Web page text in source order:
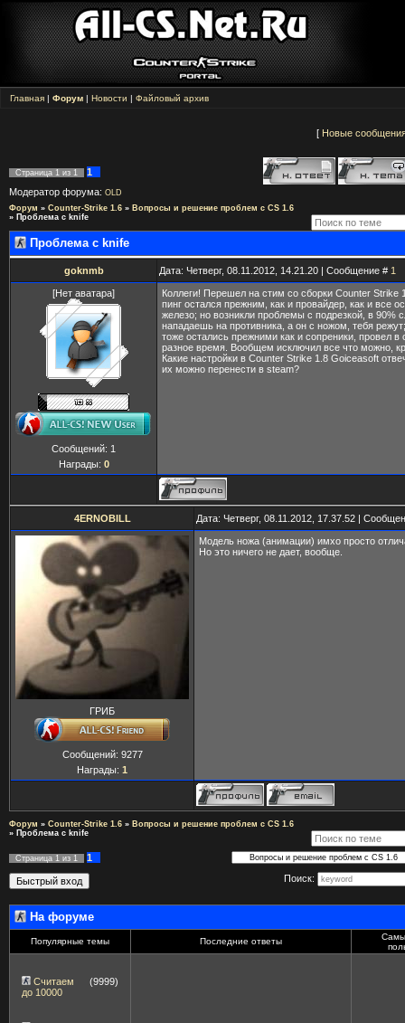
Главная | Форум | Новости | Файловый архив
[ Новые
Страница 1 из 1
1
Модератор форума: OLD
Форум » Counter-Strike 1.6 » Вопросы и решение проблем с CS 1.6
» Проблема с knife
Проблема с knife
goknmb Дата: Четверг, 08.11.2012, 14.21.20 | Сообщение # 1
[Нет аватара]
Сообщений: 1
Награды: 0
Коллеги! Перешел на стим со сборки Counter Strike
пинг остался прежним, как и провайдер, как и все
железо; но возникли проблемы с подрезкой, в 90%
нападаешь на противника, а он с ножом, тебя
тоже остались прежними как и сопреники, провел в
разное время. Вообщем исключил все что можно,
Какие настройки в Counter Strike 1.8 Goiceasoft
их можно перенести в steam?
4ERNOBILL Дата: Четверг, 08.11.2012, 17.37.52 |
ГРИБ
Сообщений: 9277
Награды: 1
Модель ножа (анимации) имхо просто
Но это ничего не дает, вообще.
Форум » Counter-Strike 1.6 » Вопросы и решение проблем с CS 1.6
» Проблема с knife
Страница 1 из 1
1
Поиск:
На форуме
Популярные темы Последние ответы
Считаем
до 10000
(9999)